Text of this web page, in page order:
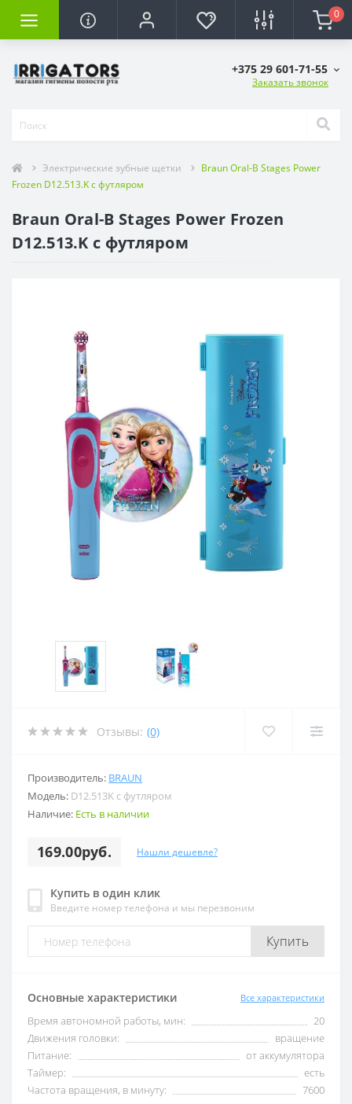
0
+375 29 601-71-55
Заказать звонок
Электрические зубные щетки
Braun Oral-B Stages Power
Frozen D12.513.K с футляром
Braun Oral-B Stages Power Frozen
D12.513.K с футляром
Отзывы: (0)
Производитель: BRAUN
Модель: D12.513K с футляром
Наличие: Есть в наличии
169.00руб. Нашли дешевле?
Купить в один клик
Введите номер телефона и мы перезвоним
Купить
Основные характеристики Все характеристики
Время автономной работы, мин:
20
Движения головки:
вращение
Питание:
от аккумулятора
Таймер:
есть
Частота вращения, в минуту:
7600